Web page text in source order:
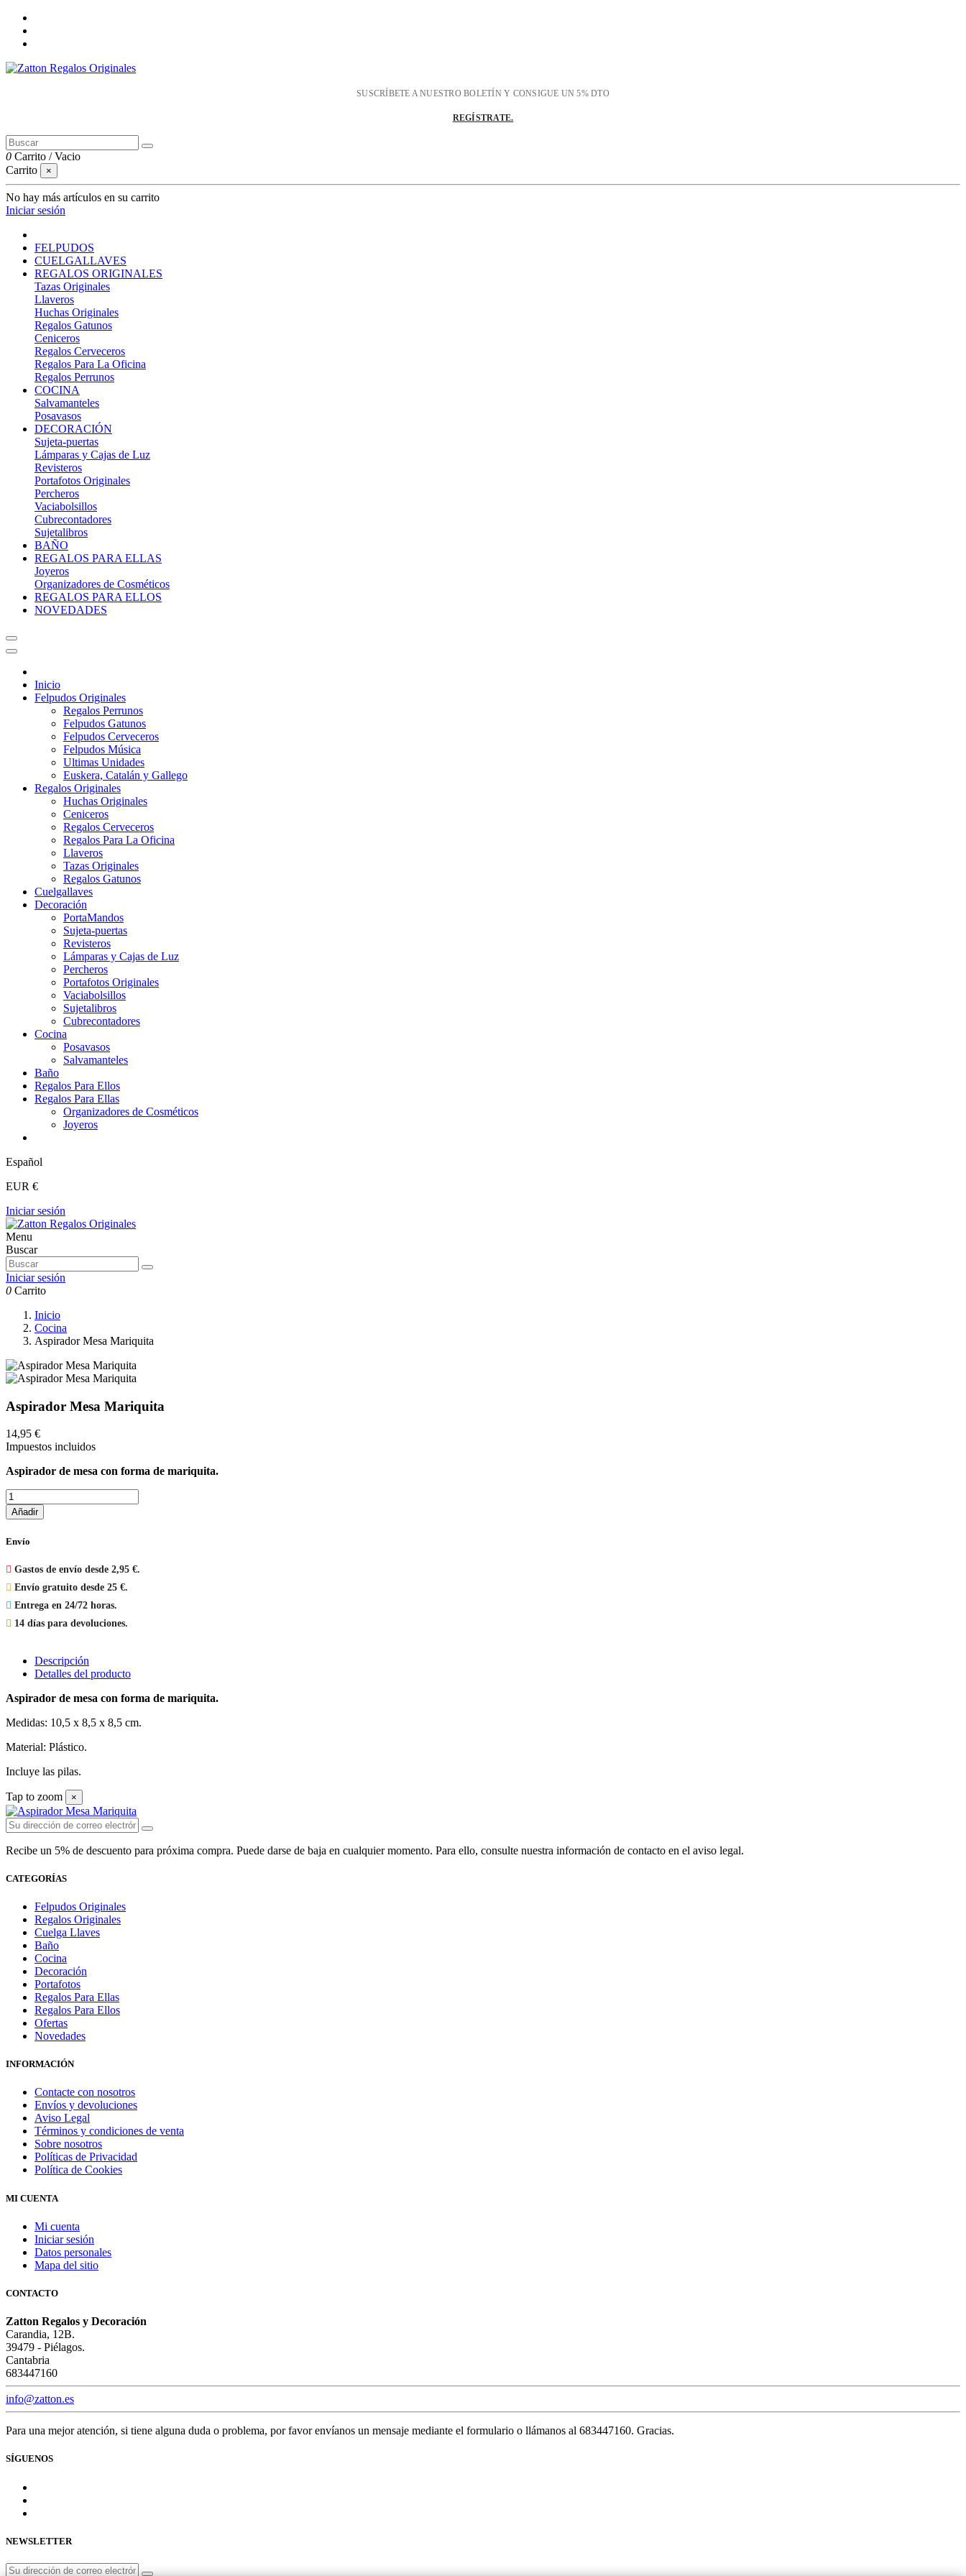
SUSCRÍBETE A NUESTRO BOLETÍN Y CONSIGUE UN 5% DTO
REGÍSTRATE.
0 Carrito /Vacio
Carrito
×
No hay más artículos en su carrito
Iniciar sesión
FELPUDOS
CUELGALLAVES
REGALOS ORIGINALES
Tazas Originales
Llaveros
Huchas Originales
Regalos Gatunos
Ceniceros
Regalos Cerveceros
Regalos Para La Oficina
Regalos Perrunos
COCINA
Salvamanteles
Posavasos
DECORACIÓN
Sujeta-puertas
Lámparas y Cajas de Luz
Revisteros
Portafotos Originales
Percheros
Vaciabolsillos
Cubrecontadores
Sujetalibros
BAÑO
REGALOS PARA ELLAS
Joyeros
Organizadores de Cosméticos
REGALOS PARA ELLOS
NOVEDADES
Inicio
Felpudos Originales
Regalos Perrunos
Felpudos Gatunos
Felpudos Cerveceros
Felpudos Música
Ultimas Unidades
Euskera, Catalán y Gallego
Regalos Originales
Huchas Originales
Ceniceros
Regalos Cerveceros
Regalos Para La Oficina
Llaveros
Tazas Originales
Regalos Gatunos
Cuelgallaves
Decoración
PortaMandos
Sujeta-puertas
Revisteros
Lámparas y Cajas de Luz
Percheros
Portafotos Originales
Vaciabolsillos
Sujetalibros
Cubrecontadores
Cocina
Posavasos
Salvamanteles
Baño
Regalos Para Ellos
Regalos Para Ellas
Organizadores de Cosméticos
Joyeros
Español
EUR €
Iniciar sesión
Menu
Buscar
Iniciar sesión
0 Carrito
Inicio
Cocina
Aspirador Mesa Mariquita
Aspirador Mesa Mariquita
14,95 €
Impuestos incluidos
Aspirador de mesa con forma de mariquita.
Añadir
Envío
 Gastos de envío desde 2,95 €.
 Envío gratuito desde 25 €.
 Entrega en 24/72 horas.
 14 días para devoluciones.
Descripción
Detalles del producto
Aspirador de mesa con forma de mariquita.
Medidas: 10,5 x 8,5 x 8,5 cm.
Material: Plástico.
Incluye las pilas.
Tap to zoom ×
Recibe un 5% de descuento para próxima compra. Puede darse de baja en cualquier momento. Para ello, consulte nuestra información de contacto en el aviso legal.
CATEGORÍAS
Felpudos Originales
Regalos Originales
Cuelga Llaves
Baño
Cocina
Decoración
Portafotos
Regalos Para Ellas
Regalos Para Ellos
Ofertas
Novedades
INFORMACIÓN
Contacte con nosotros
Envíos y devoluciones
Aviso Legal
Términos y condiciones de venta
Sobre nosotros
Políticas de Privacidad
Política de Cookies
MI CUENTA
Mi cuenta
Iniciar sesión
Datos personales
Mapa del sitio
CONTACTO
Zatton Regalos y Decoración
Carandia, 12B.
39479 - Piélagos.
Cantabria
683447160
info@zatton.es
Para una mejor atención, si tiene alguna duda o problema, por favor envíanos un mensaje mediante el formulario o llámanos al 683447160. Gracias.
SÍGUENOS
NEWSLETTER